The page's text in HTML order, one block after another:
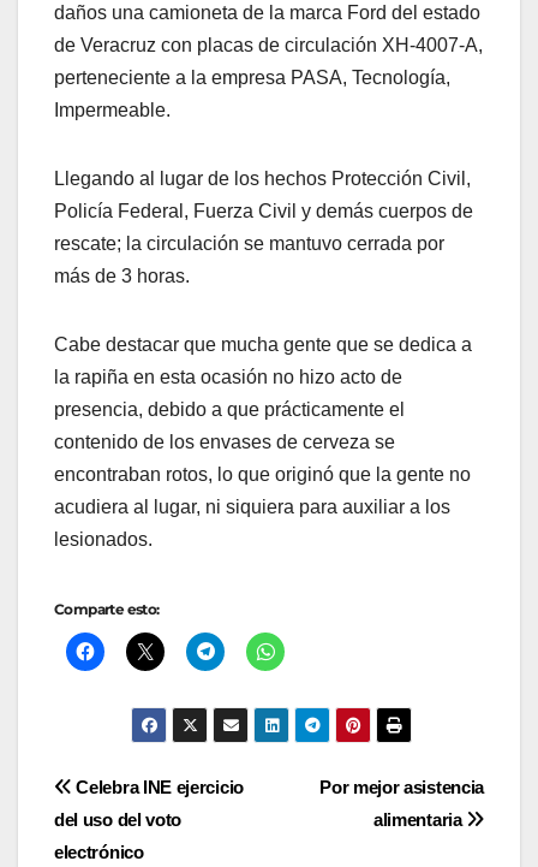
daños una camioneta de la marca Ford del estado
de Veracruz con placas de circulación XH-4007-A,
perteneciente a la empresa PASA, Tecnología,
Impermeable.
Llegando al lugar de los hechos Protección Civil,
Policía Federal, Fuerza Civil y demás cuerpos de
rescate; la circulación se mantuvo cerrada por
más de 3 horas.
Cabe destacar que mucha gente que se dedica a
la rapiña en esta ocasión no hizo acto de
presencia, debido a que prácticamente el
contenido de los envases de cerveza se
encontraban rotos, lo que originó que la gente no
acudiera al lugar, ni siquiera para auxiliar a los
lesionados.
Comparte esto:
Navegación
de
Por mejor asistencia
alimentaria
Celebra INE ejercicio
del uso del voto
electrónico